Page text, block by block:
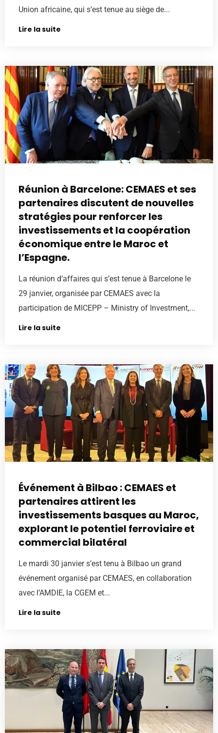
Union africaine, qui s’est tenue au siège de...
Lire la suite
Réunion à Barcelone: CEMAES et ses
partenaires discutent de nouvelles
stratégies pour renforcer les
investissements et la coopération
économique entre le Maroc et
l’Espagne.
La réunion d’affaires qui s’est tenue à Barcelone le
29 janvier, organisée par CEMAES avec la
participation de MICEPP – Ministry of Investment,...
Lire la suite
Événement à Bilbao : CEMAES et
partenaires attirent les
investissements basques au Maroc,
explorant le potentiel ferroviaire et
commercial bilatéral
Le mardi 30 janvier s’est tenu à Bilbao un grand
événement organisé par CEMAES, en collaboration
avec l’AMDIE, la CGEM et...
Lire la suite